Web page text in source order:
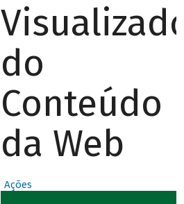
Visualizador
do
Conteúdo
da Web
Ações